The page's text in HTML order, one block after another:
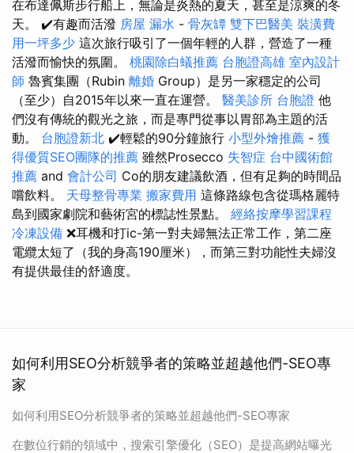
在布達佩斯步行船上，無論是炎熱的夏天，甚至是涼爽的冬
天。 ✔️有趣而活潑 房屋 漏水 - 骨灰罈 雙下巴醫美 裝潢費
用一坪多少 這次旅行吸引了一個年輕的人群，營造了一種
活潑而愉快的氛圍。 桃園除白蟻推薦 台胞證高雄 室內設計
師 魯賓集團（Rubin 離婚 Group）是另一家穩定的公司
（至少）自2015年以來一直在運營。 醫美診所 台胞證 他
們沒有傳統的觀光之旅，而是專門從事以胃部為主題的活
動。 台胞證新北 ✔️輕鬆的90分鐘旅行 小型外燴推薦 - 獲
得優質SEO團隊的推薦 雖然Prosecco 失智症 台中國術館
推薦 and 會計公司 Co的朋友建議飲酒，但有足夠的時間品
嚐飲料。 天母整骨專業 搬家費用 這條路線包含從瑪格麗特
島到國家劇院和藝術宮的標誌性景點。 經絡按摩學習課程
冷凍設備 ❌耳機和打ic-第一對夫婦無法正常工作，第二座
電纜太短了（我的身高190厘米），而第三對功能性夫婦沒
有提供最佳的舒適度。
如何利用SEO分析競爭者的策略並超越他們-SEO專
家
如何利用SEO分析競爭者的策略並超越他們-SEO專家
在數位行銷的領域中，搜索引擎優化（SEO）是提高網站曝光